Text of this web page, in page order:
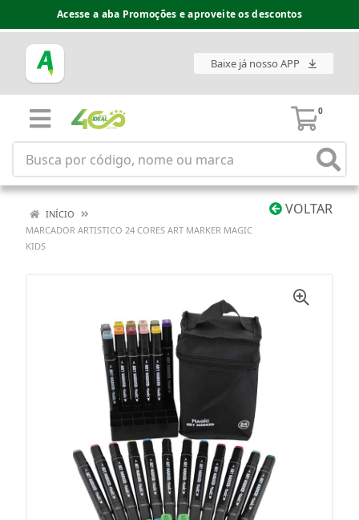
Acesse a aba Promoções e aproveite os descontos
Baixe já nosso APP
0
VOLTAR
INÍCIO
MARCADOR ARTISTICO 24 CORES ART MARKER MAGIC
KIDS